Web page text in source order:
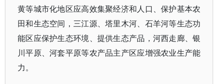
黄等城市化地区应高效集聚经济和人口、保护基本农
田和生态空间，三江源、塔里木河、石羊河等生态功
能区应保护生态环境、提供生态产品，河西走廊、银
川平原、河套平原等农产品主产区应增强农业生产能
力。